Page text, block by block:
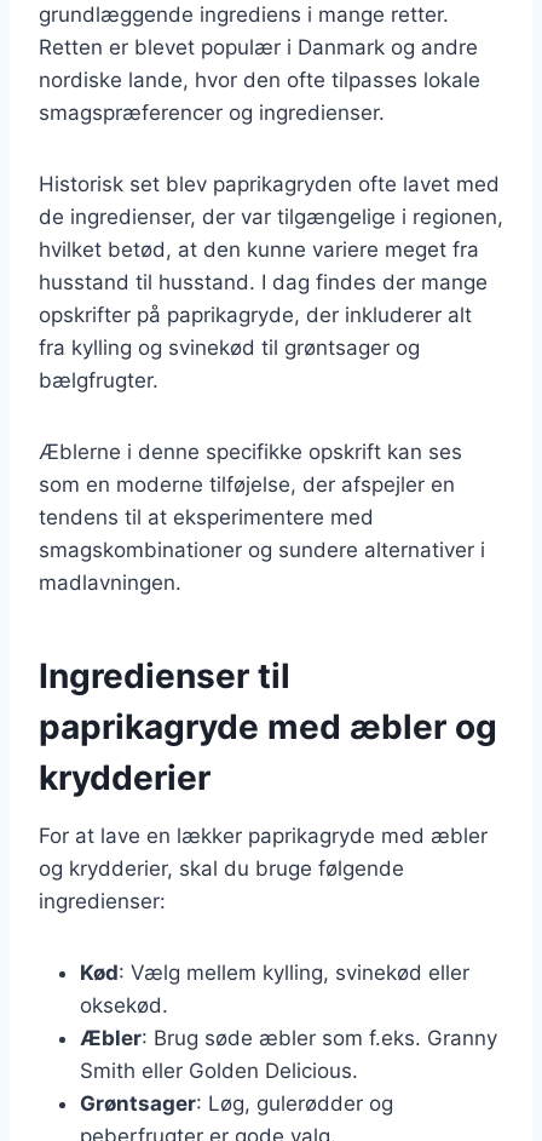
grundlæggende ingrediens i mange retter.
Retten er blevet populær i Danmark og andre
nordiske lande, hvor den ofte tilpasses lokale
smagspræferencer og ingredienser.
Historisk set blev paprikagryden ofte lavet med
de ingredienser, der var tilgængelige i regionen,
hvilket betød, at den kunne variere meget fra
husstand til husstand. I dag findes der mange
opskrifter på paprikagryde, der inkluderer alt
fra kylling og svinekød til grøntsager og
bælgfrugter.
Æblerne i denne specifikke opskrift kan ses
som en moderne tilføjelse, der afspejler en
tendens til at eksperimentere med
smagskombinationer og sundere alternativer i
madlavningen.
Ingredienser til
paprikagryde med æbler og
krydderier
For at lave en lækker paprikagryde med æbler
og krydderier, skal du bruge følgende
ingredienser:
Kød: Vælg mellem kylling, svinekød eller
oksekød.
Æbler: Brug søde æbler som f.eks. Granny
Smith eller Golden Delicious.
Grøntsager: Løg, gulerødder og
peberfrugter er gode valg.